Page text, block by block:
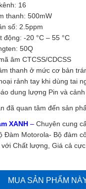
16
thanh: 500mW
số: 2.5ppm
động: -20 °C – 55 °C
50Q
âm CTCSS/CDCSS
thanh ở mức cơ bản
rảnh tay khi dùng tai
dung lượng Pin và
đã quan tâm đến sản
XANH – Chuyên cung
Đàm Motorola- Bộ đàm
Chất lượng, Giá cả
MUA SẢN PHẨM